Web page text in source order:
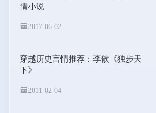
情小说
2017-06-02
穿越历史言情推荐：李歆《独步天
下》
2011-02-04